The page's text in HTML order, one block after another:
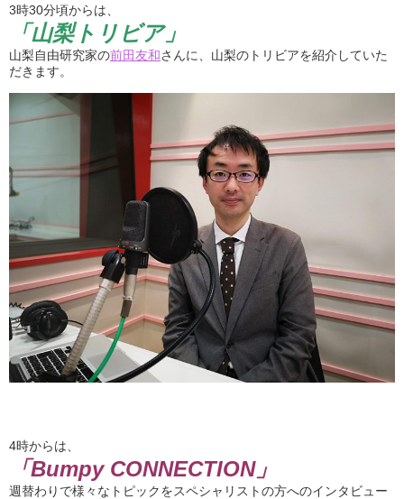
3時30分頃からは、
「山梨トリビア」
山梨自由研究家の前田友和さんに、山梨のトリビアを紹介していた
だきます。
4時からは、
「Bumpy CONNECTION」
週替わりで様々なトピックをスペシャリストの方へのインタビュー